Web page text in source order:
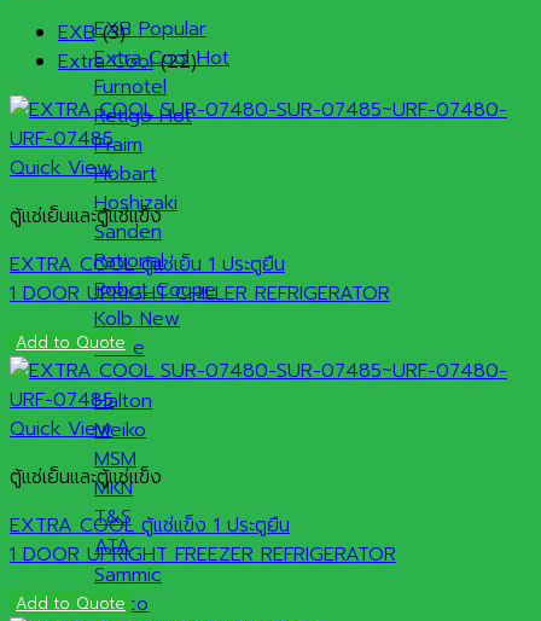
EXB
Extra Cool
Furnotel
Retigo
Praim
Hobart
Hoshizaki
Sanden
Rational
Robot Coupe
Kolb
Kidde
Halton
Meiko
MSM
MKN
T&S
ATA
Sammic
Hatco
EXB (3)
Extra Cool (22)
Quick View
ตู้แช่เย็นและตู้แช่แข็ง
EXTRA COOL ตู้แช่เย็น 1 ประตูยืน‎
1 DOOR UPRIGHT CHILLER REFRIGERATOR
Add to Quote
Quick View
ตู้แช่เย็นและตู้แช่แข็ง
EXTRA COOL ตู้แช่แข็ง 1 ประตูยืน
1 DOOR UPRIGHT FREEZER REFRIGERATOR
Add to Quote